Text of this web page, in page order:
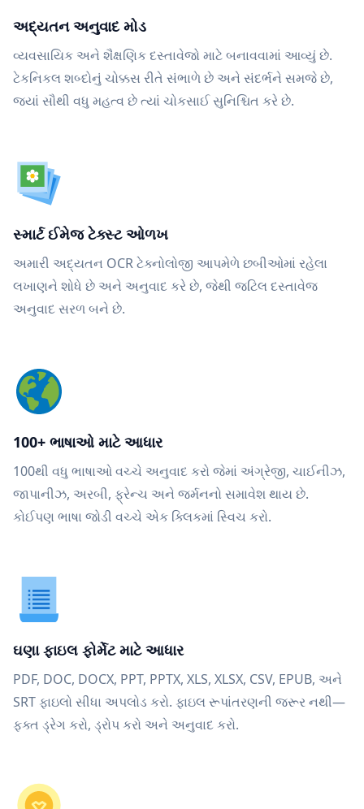
અદ્યતન અનુવાદ મોડ
વ્યવસાયિક અને શૈક્ષણિક દસ્તાવેજો માટે બનાવવામાં આવ્યું છે.
ટેકનિકલ શબ્દોનું ચોક્કસ રીતે સંભાળે છે અને સંદર્ભને સમજે છે,
જ્યાં સૌથી વધુ મહત્વ છે ત્યાં ચોકસાઈ સુનિશ્ચિત કરે છે.
સ્માર્ટ ઈમેજ ટેક્સ્ટ ઓળખ
અમારી અદ્યતન OCR ટેક્નોલોજી આપમેળે છબીઓમાં રહેલા
લખાણને શોધે છે અને અનુવાદ કરે છે, જેથી જટિલ દસ્તાવેજ
અનુવાદ સરળ બને છે.
100+ ભાષાઓ માટે આધાર
100થી વધુ ભાષાઓ વચ્ચે અનુવાદ કરો જેમાં અંગ્રેજી, ચાઈનીઝ,
જાપાનીઝ, અરબી, ફ્રેન્ચ અને જર્મનનો સમાવેશ થાય છે.
કોઈપણ ભાષા જોડી વચ્ચે એક ક્લિકમાં સ્વિચ કરો.
ઘણા ફાઇલ ફોર્મેટ માટે આધાર
PDF, DOC, DOCX, PPT, PPTX, XLS, XLSX, CSV, EPUB, અને
SRT ફાઇલો સીધા અપલોડ કરો. ફાઇલ રૂપાંતરણની જરૂર નથી—
ફક્ત ડ્રેગ કરો, ડ્રોપ કરો અને અનુવાદ કરો.